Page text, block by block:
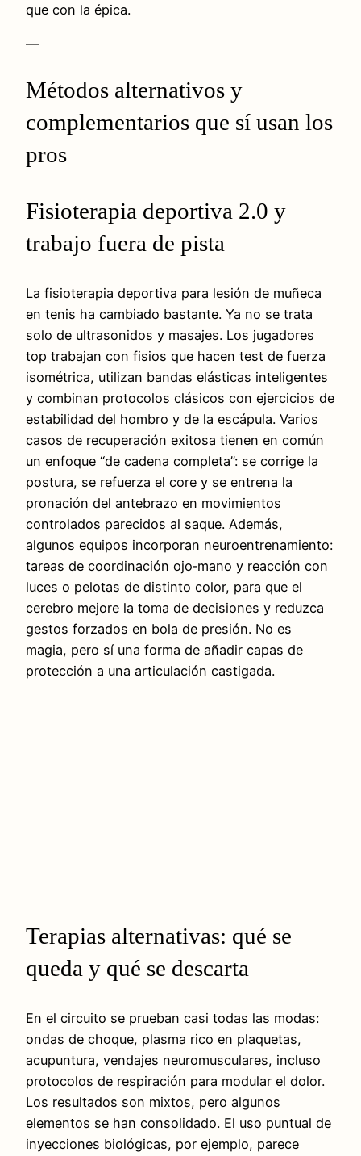
que con la épica.
—
Métodos alternativos y
complementarios que sí usan los
pros
Fisioterapia deportiva 2.0 y
trabajo fuera de pista
La fisioterapia deportiva para lesión de muñeca
en tenis ha cambiado bastante. Ya no se trata
solo de ultrasonidos y masajes. Los jugadores
top trabajan con fisios que hacen test de fuerza
isométrica, utilizan bandas elásticas inteligentes
y combinan protocolos clásicos con ejercicios de
estabilidad del hombro y de la escápula. Varios
casos de recuperación exitosa tienen en común
un enfoque “de cadena completa”: se corrige la
postura, se refuerza el core y se entrena la
pronación del antebrazo en movimientos
controlados parecidos al saque. Además,
algunos equipos incorporan neuroentrenamiento:
tareas de coordinación ojo‑mano y reacción con
luces o pelotas de distinto color, para que el
cerebro mejore la toma de decisiones y reduzca
gestos forzados en bola de presión. No es
magia, pero sí una forma de añadir capas de
protección a una articulación castigada.
Terapias alternativas: qué se
queda y qué se descarta
En el circuito se prueban casi todas las modas:
ondas de choque, plasma rico en plaquetas,
acupuntura, vendajes neuromusculares, incluso
protocolos de respiración para modular el dolor.
Los resultados son mixtos, pero algunos
elementos se han consolidado. El uso puntual de
inyecciones biológicas, por ejemplo, parece